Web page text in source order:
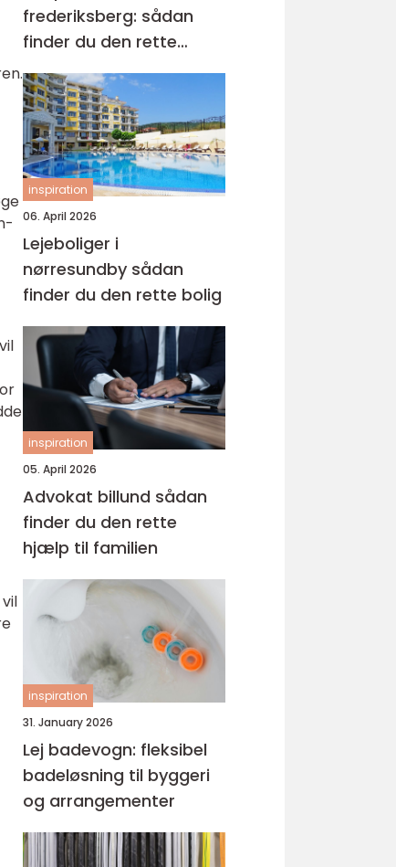
frederiksberg: sådan
finder du den rette
behandling til dine
smerter
inspiration
06. April 2026
Lejeboliger i
nørresundby sådan
finder du den rette bolig
inspiration
05. April 2026
Advokat billund sådan
finder du den rette
hjælp til familien
inspiration
31. January 2026
Lej badevogn: fleksibel
badeløsning til byggeri
og arrangementer